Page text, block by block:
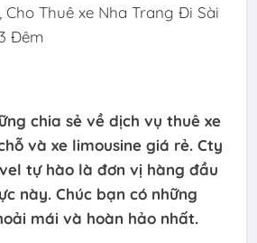
Thuê xe Nha Trang Đi Sài
Đêm
chia sẻ về dịch vụ thuê xe
và xe limousine giá rẻ. Cty
tự hào là đơn vị hàng đầu
này. Chúc bạn có những
mái và hoàn hảo nhất.